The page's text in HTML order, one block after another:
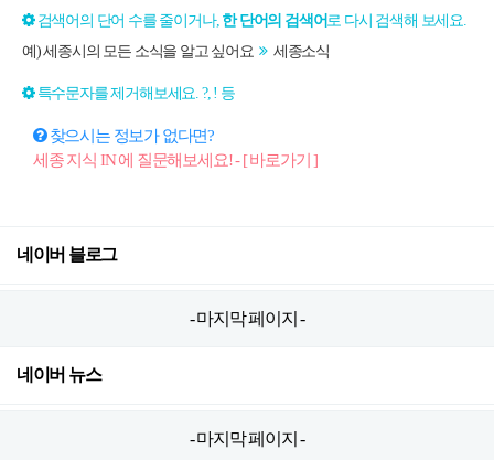
검색어의 단어 수를 줄이거나, 한 단어의 검색어로 다시 검색해 보세요.
예) 세종시의 모든 소식을 알고 싶어요 세종소식
특수문자를 제거해보세요. ?, ! 등
찾으시는 정보가 없다면?
세종 지식 IN 에 질문해보세요! - [ 바로가기 ]
네이버 블로그
- 마지막 페이지 -
네이버 뉴스
- 마지막 페이지 -